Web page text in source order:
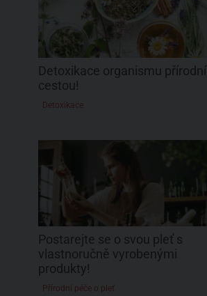
Detoxikace organismu přírodní
cestou!
Detoxikace
Postarejte se o svou pleť s
vlastnoručně vyrobenými
produkty!
Přírodní péče o pleť